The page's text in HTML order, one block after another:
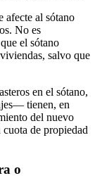
afecte al sótano
No es
el sótano
salvo que
en el sótano,
tienen, en
del nuevo
cuota de propiedad
o